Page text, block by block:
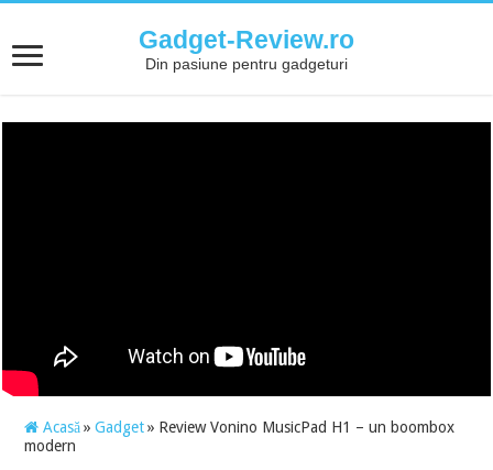
Gadget-Review.ro
Din pasiune pentru gadgeturi
Acasă » Gadget » Review Vonino MusicPad H1 – un boombox
modern